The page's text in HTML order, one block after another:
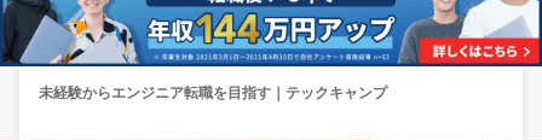
未経験からエンジニア転職を目指す｜テックキャンプ